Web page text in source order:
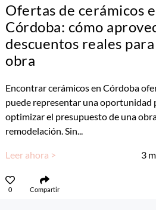
Ofertas de cerámicos
Córdoba: cómo
descuentos reales
obra
Encontrar cerámicos en Córdoba
puede representar una oportunidad
optimizar el presupuesto de una
remodelación. Sin...
Leer ahora > 3
0 Compartir